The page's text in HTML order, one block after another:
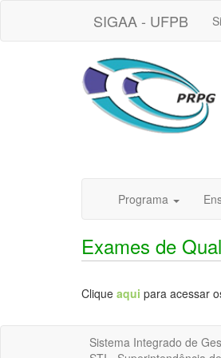
SIGAA - UFPB
Programa
Exames de
Clique aqui para acessar
Sistema Integrado de